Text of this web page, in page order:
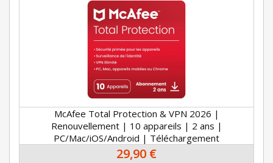
McAfee Total Protection & VPN 2026 |
Renouvellement | 10 appareils | 2 ans |
PC/Mac/iOS/Android | Téléchargement
29,90 €